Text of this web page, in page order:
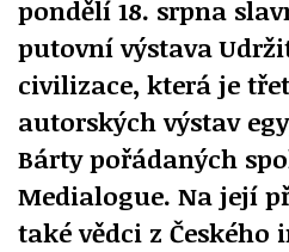
pondělí 18. srpna
putovní výstava
civilizace, která je
autorských výstav
Bárty pořádaných
Medialogue. Na její
také vědci z